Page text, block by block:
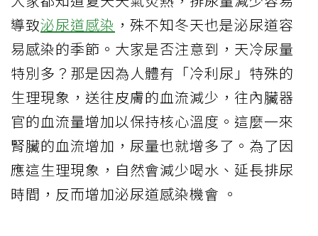
導致泌尿道感染 ，殊不知冬天也是泌尿道容
易感染的季節。大家是否注意到，天冷尿量
特別多？那是因為人體有「冷利尿」特殊的
生理現象，送往皮膚的血流減少，往內臟器
官的血流量增加以保持核心溫度。這麼一來
腎臟的血流增加，尿量也就增多了。為了因
應這生理現象，自然會減少喝水、延長排尿
時間，反而增加泌尿道感染機會 。